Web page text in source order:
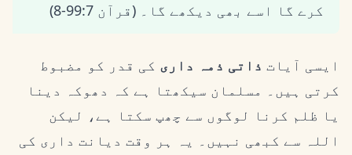
کرے گا اسے بھی دیکھے گا۔ (قرآن 99:7-8)
ایسی آیات ذاتی ذمہ داری کی قدر کو مضبوط
کرتی ہیں۔ مسلمان سیکھتا ہے کہ دھوکہ دینا
یا ظلم کرنا لوگوں سے چھپ سکتا ہے، لیکن
اللہ سے کبھی نہیں۔ یہ ہر وقت دیانت داری کی